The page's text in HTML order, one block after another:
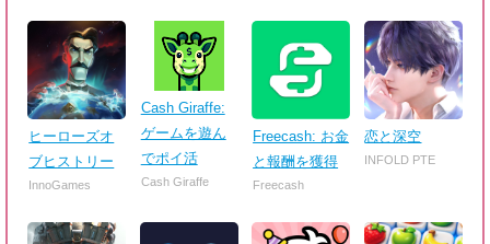
ヒーローズオ
ブヒストリー
InnoGames
Cash Giraffe:
ゲームを遊ん
でポイ活
Cash Giraffe
Freecash: お金
と報酬を獲得
Freecash
恋と深空
INFOLD PTE